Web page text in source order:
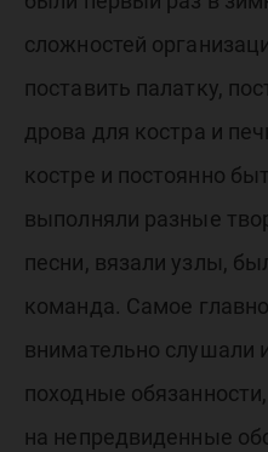
сложностей
поставить палатку,
дрова для костра и
костре и постоянно
выполняли разные
песни, вязали узлы,
команда. Самое
внимательно слушали
походные
на непредвиденные